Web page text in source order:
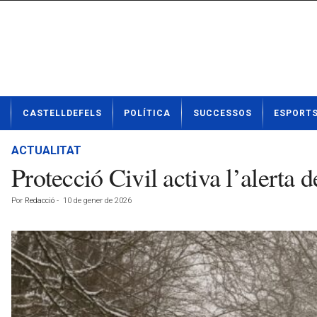
t
CASTELLDEFELS POLÍTICA SUCCESSOS ESPORTS
ACTUALITAT
Protecció Civil activa l’alerta
Por Redacció - 10 de gener de 2026